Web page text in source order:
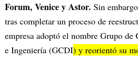
Forum, Venice y Astor. Sin
tras completar un proceso de
empresa adoptó el nombre Grupo
e Ingeniería (GCDI) y reorientó su